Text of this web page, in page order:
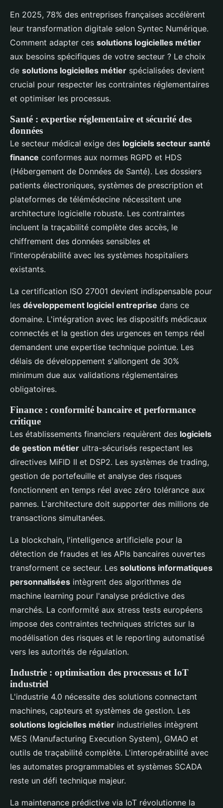
En 2025, 78% des entreprises françaises accélèrent
leur transformation digitale selon Syntec Numérique.
Comment adapter ces solutions logicielles métier
aux besoins spécifiques de votre secteur ? Le choix
de solutions logicielles métier spécialisées devient
crucial pour respecter les contraintes réglementaires
et optimiser les processus.
Santé : expertise réglementaire et sécurité des
données
Le secteur médical exige des logiciels secteur santé
finance conformes aux normes RGPD et HDS
(Hébergement de Données de Santé). Les dossiers
patients électroniques, systèmes de prescription et
plateformes de télémédecine nécessitent une
architecture logicielle robuste. Les contraintes
incluent la traçabilité complète des accès, le
chiffrement des données sensibles et
l'interopérabilité avec les systèmes hospitaliers
existants.
La certification ISO 27001 devient indispensable pour
les développement logiciel entreprise dans ce
domaine. L'intégration avec les dispositifs médicaux
connectés et la gestion des urgences en temps réel
demandent une expertise technique pointue. Les
délais de développement s'allongent de 30%
minimum due aux validations réglementaires
obligatoires.
Finance : conformité bancaire et performance
critique
Les établissements financiers requièrent des logiciels
de gestion métier ultra-sécurisés respectant les
directives MiFID II et DSP2. Les systèmes de trading,
gestion de portefeuille et analyse des risques
fonctionnent en temps réel avec zéro tolérance aux
pannes. L'architecture doit supporter des millions de
transactions simultanées.
La blockchain, l'intelligence artificielle pour la
détection de fraudes et les APIs bancaires ouvertes
transforment ce secteur. Les solutions informatiques
personnalisées intègrent des algorithmes de
machine learning pour l'analyse prédictive des
marchés. La conformité aux stress tests européens
impose des contraintes techniques strictes sur la
modélisation des risques et le reporting automatisé
vers les autorités de régulation.
Industrie : optimisation des processus et IoT
industriel
L'industrie 4.0 nécessite des solutions connectant
machines, capteurs et systèmes de gestion. Les
solutions logicielles métier industrielles intègrent
MES (Manufacturing Execution System), GMAO et
outils de traçabilité complète. L'interopérabilité avec
les automates programmables et systèmes SCADA
reste un défi technique majeur.
La maintenance prédictive via IoT révolutionne la